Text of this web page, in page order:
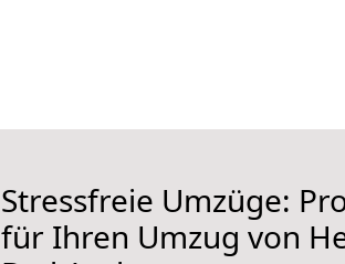
Stressfreie Umzüge:
für Ihren Umzug von